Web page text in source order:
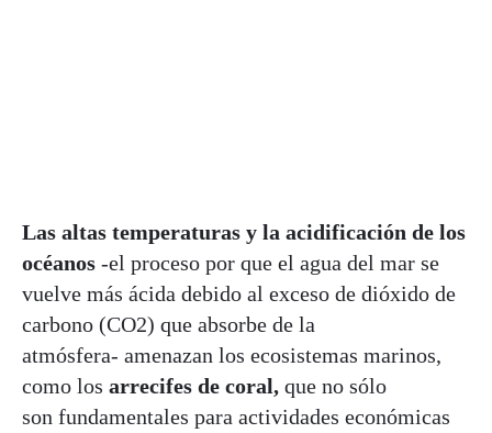
Las altas temperaturas y la acidificación de los
océanos -el proceso por que el agua del mar se
vuelve más ácida debido al exceso de dióxido de
carbono (CO2) que absorbe de la
atmósfera- amenazan los ecosistemas marinos,
como los arrecifes de coral, que no sólo
son fundamentales para actividades económicas